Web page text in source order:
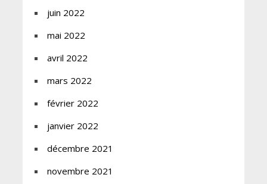
juin 2022
mai 2022
avril 2022
mars 2022
février 2022
janvier 2022
décembre 2021
novembre 2021